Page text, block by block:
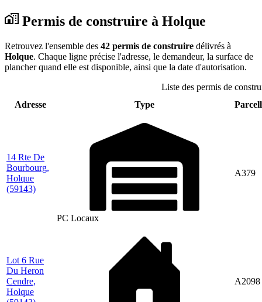
Permis de construire à Holque
Retrouvez l'ensemble des 42 permis de construire délivrés à
Holque. Chaque ligne précise l'adresse, le demandeur, la surface de
plancher quand elle est disponible, ainsi que la date d'autorisation.
Liste des permis de
Adresse
Type
14 Rte De
Bourbourg,
Holque
(59143)
PC Locaux
A379
Lot 6 Rue
Du Heron
Cendre,
Holque
A2098